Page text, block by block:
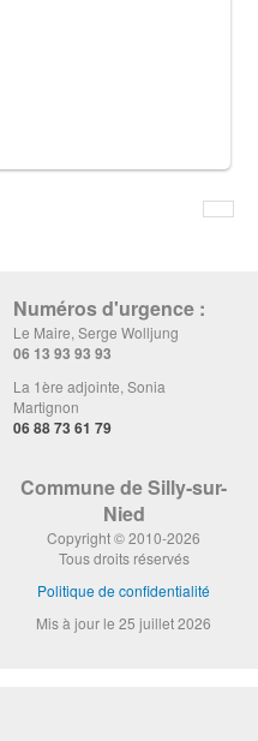
Numéros d'urgence :
Le Maire, Serge Wolljung
06 13 93 93 93
La 1ère adjointe, Sonia
Martignon
06 88 73 61 79
Commune de Silly-sur-
Nied
Copyright © 2010-2026
Tous droits réservés
Politique de confidentialité
Mis à jour le 25 juillet 2026